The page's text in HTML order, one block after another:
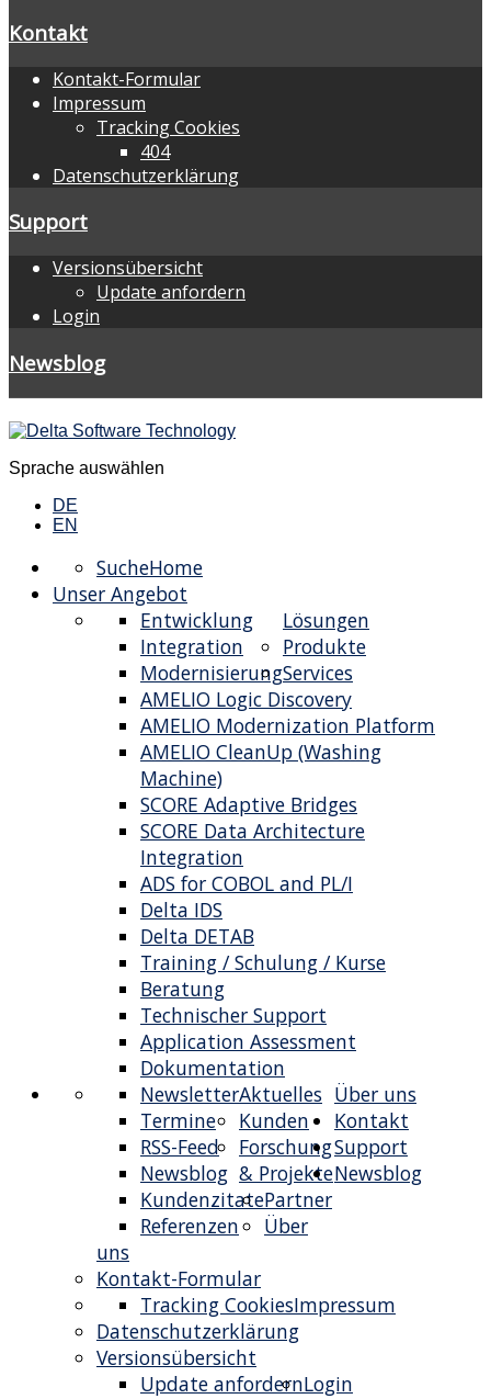
Kontakt
Kontakt-Formular
Impressum
Tracking Cookies
404
Datenschutzerklärung
Support
Versionsübersicht
Update anfordern
Login
Newsblog
Sprache auswählen
DE
EN
Home
Suche
Unser Angebot
Lösungen
Entwicklung
Integration
Modernisierung
Produkte
AMELIO Logic Discovery
AMELIO Modernization Platform
AMELIO CleanUp (Washing
Machine)
SCORE Adaptive Bridges
SCORE Data Architecture
Integration
ADS for COBOL and PL/I
Delta IDS
Delta DETAB
Services
Training / Schulung / Kurse
Beratung
Technischer Support
Application Assessment
Dokumentation
Über uns
Aktuelles
Newsletter
Termine
RSS-Feed
Newsblog
Kunden
Kundenzitate
Referenzen
Forschung
& Projekte
Partner
Über
uns
Kontakt
Kontakt-Formular
Impressum
Tracking Cookies
Datenschutzerklärung
Support
Versionsübersicht
Update anfordernLogin
Newsblog